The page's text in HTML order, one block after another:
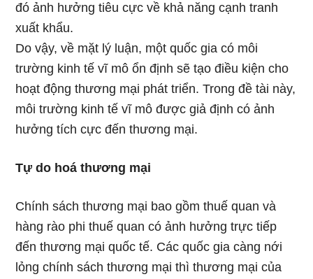
đó ảnh hưởng tiêu cực về khả năng cạnh tranh
xuất khẩu.
Do vậy, về mặt lý luận, một quốc gia có môi
trường kinh tế vĩ mô ổn định sẽ tạo điều kiện cho
hoạt động thương mại phát triển. Trong đề tài này,
môi trường kinh tế vĩ mô được giả định có ảnh
hưởng tích cực đến thương mại.
Tự do hoá thương mại
Chính sách thương mại bao gồm thuế quan và
hàng rào phi thuế quan có ảnh hưởng trực tiếp
đến thương mại quốc tế. Các quốc gia càng nới
lỏng chính sách thương mại thì thương mại của